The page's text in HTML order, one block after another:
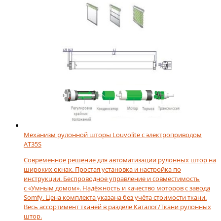
Механизм рулонной шторы Louvolite с электроприводом
AT35S
Современное решение для автоматизации рулонных штор на
широких окнах. Простая установка и настройка по
инструкции. Беспроводное управление и совместимость
с «Умным домом». Надёжность и качество моторов с завода
Somfy. Цена комплекта указана без учёта стоимости ткани.
Весь ассортимент тканей в разделе Каталог/Ткани рулонных
штор.